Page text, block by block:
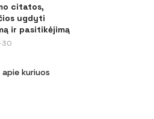
citatos,
ugdyti
ir pasitikėjimą
kuriuos